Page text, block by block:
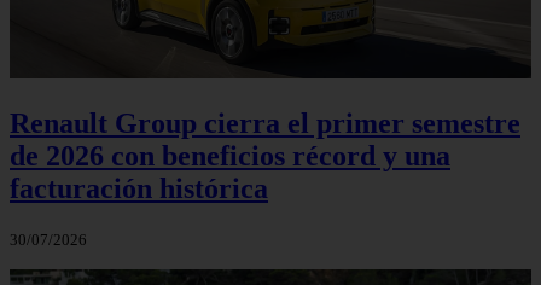
Renault Group cierra el primer semestre
de 2026 con beneficios récord y una
facturación histórica
30/07/2026